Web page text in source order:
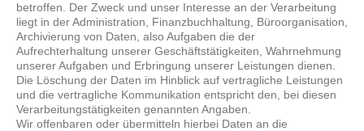
betroffen. Der Zweck und unser Interesse an der Verarbeitung
liegt in der Administration, Finanzbuchhaltung, Büroorganisation,
Archivierung von Daten, also Aufgaben die der
Aufrechterhaltung unserer Geschäftstätigkeiten, Wahrnehmung
unserer Aufgaben und Erbringung unserer Leistungen dienen.
Die Löschung der Daten im Hinblick auf vertragliche Leistungen
und die vertragliche Kommunikation entspricht den, bei diesen
Verarbeitungstätigkeiten genannten Angaben.
Wir offenbaren oder übermitteln hierbei Daten an die